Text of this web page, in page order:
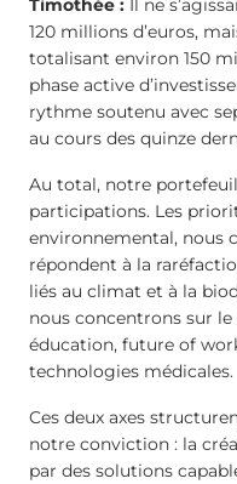
Timothée : Il ne
120 millions d’euros,
totalisant environ 150
phase active
rythme soutenu avec
au cours des quinze
Au total, notre
participations. Les
environnemental, nous
répondent à la
liés au climat et à la
nous concentrons sur
éducation, future of
technologies médicales.
Ces deux axes
notre conviction : la
par des solutions